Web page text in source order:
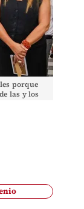
porque
las y los